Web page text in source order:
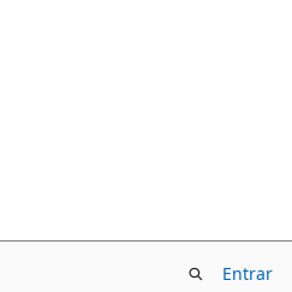
Entrar